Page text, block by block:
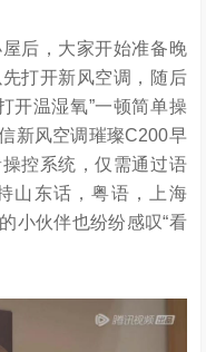
后，大家开始准备晚
打开新风空调，随后
开温湿氧”一顿简单操
新风空调璀璨C200早
控系统，仅需通过语
山东话，粤语，上海
小伙伴也纷纷感叹“看